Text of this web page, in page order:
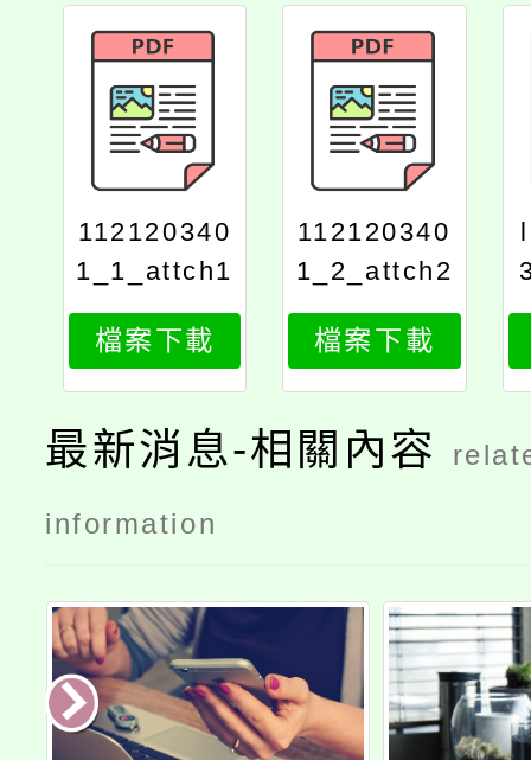
112120340
1_1_attch1
檔案下載
112120340
1_2_attch2
檔案下載
最新消息-相關內容
information